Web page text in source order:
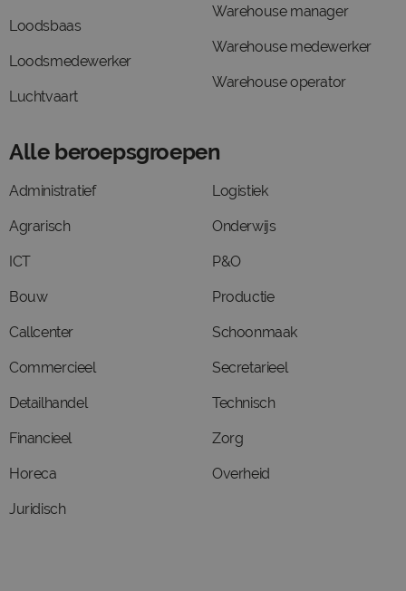
Loodsbaas
Loodsmedewerker
Luchtvaart
Warehouse manager
Warehouse medewerker
Warehouse operator
Alle beroepsgroepen
Administratief
Agrarisch
ICT
Bouw
Callcenter
Commercieel
Detailhandel
Financieel
Horeca
Juridisch
Logistiek
Onderwijs
P&O
Productie
Schoonmaak
Secretarieel
Technisch
Zorg
Overheid